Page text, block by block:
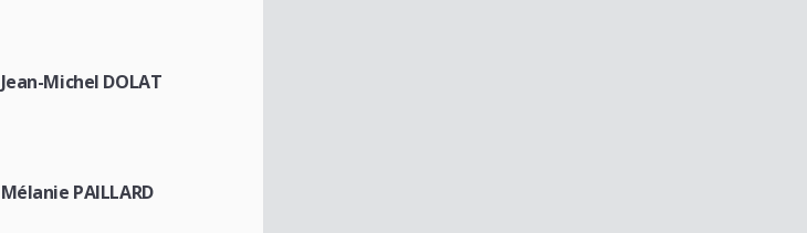
Jean-Michel DOLAT
Mélanie PAILLARD